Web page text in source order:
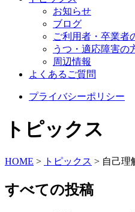
お知らせ
ブログ
ご利用者・卒業者
うつ・適応障害の
周辺情報
よくあるご質問
プライバシーポリシー
トピックス
HOME > トピックス > 自己理
すべての投稿